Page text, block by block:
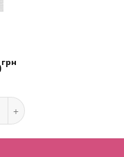
грн
quantity